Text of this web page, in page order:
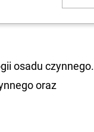
osadu czynnego.
oraz